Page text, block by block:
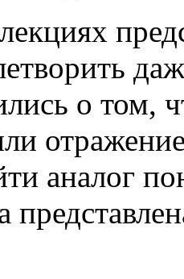
о том,
аналог